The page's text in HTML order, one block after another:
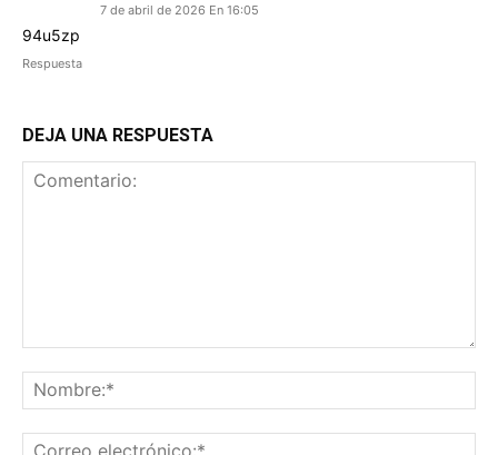
7 de abril de 2026 En 16:05
94u5zp
Respuesta
DEJA UNA RESPUESTA